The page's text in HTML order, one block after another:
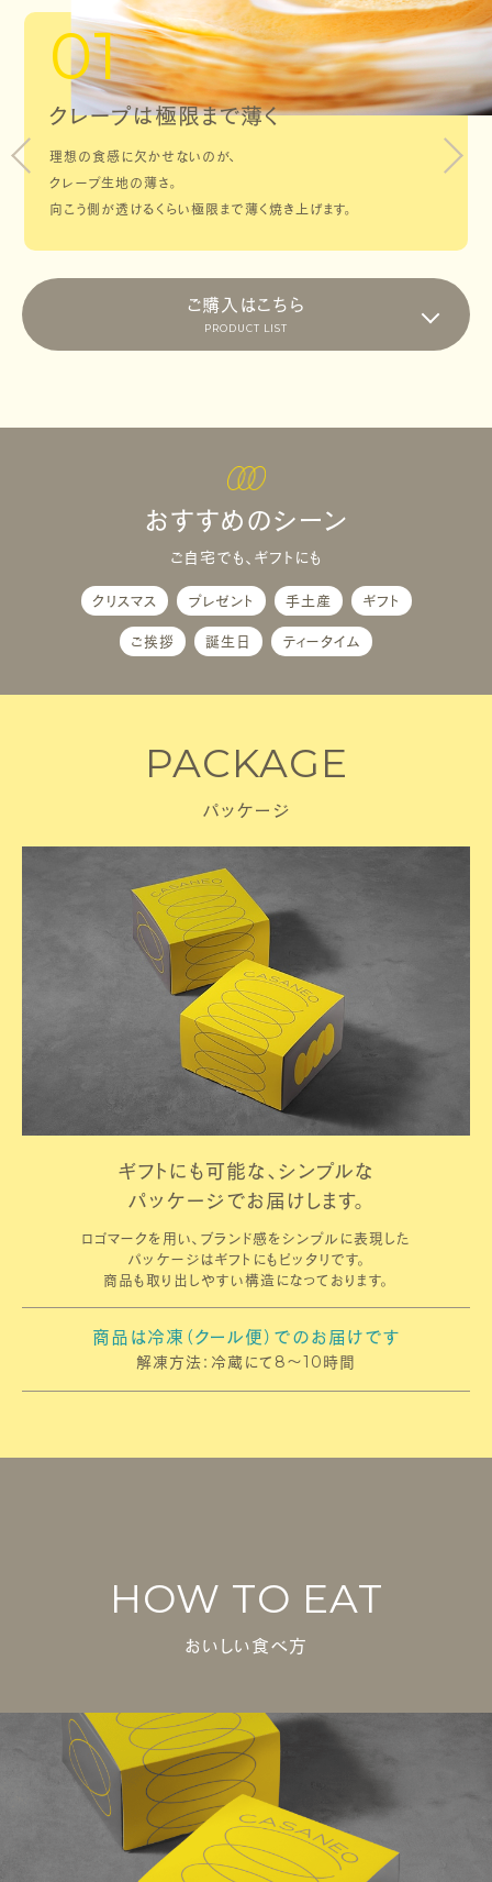
01
クレープは極限まで薄く
理想の食感に欠かせないのが、
クレープ生地の薄さ。
向こう側が透けるくらい極限まで薄く焼き上げます。
ご購入はこちら
PRODUCT LIST
おすすめのシーン
ご自宅でも、ギフトにも
クリスマス プレゼント 手土産 ギフト
ご挨拶 誕生日 ティータイム
PACKAGE
パッケージ
ギフトにも可能な、シンプルな
パッケージでお届けします。
ロゴマークを用い、ブランド感をシンプルに表現した
パッケージはギフトにもピッタリです。
商品も取り出しやすい構造になっております。
商品は冷凍（クール便）でのお届けです
解凍方法：冷蔵にて8～10時間
HOW TO EAT
おいしい食べ方